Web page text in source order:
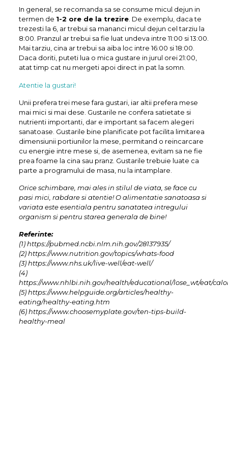
In general, se recomanda sa se consume micul dejun in
termen de 1-2 ore de la trezire. De exemplu, daca te
trezesti la 6, ar trebui sa mananci micul dejun cel tarziu la
8:00. Pranzul ar trebui sa fie luat undeva intre 11:00 si 13:00.
Mai tarziu, cina ar trebui sa aiba loc intre 16:00 si 18:00.
Daca doriti, puteti lua o mica gustare in jurul orei 21:00,
atat timp cat nu mergeti apoi direct in pat la somn.
Atentie la gustari!
Unii prefera trei mese fara gustari, iar altii prefera mese
mai mici si mai dese. Gustarile ne confera satietate si
nutrienti importanti, dar e important sa facem alegeri
sanatoase. Gustarile bine planificate pot facilita limitarea
dimensiunii portiunilor la mese, permitand o reincarcare
cu energie intre mese si, de asemenea, evitam sa ne fie
prea foame la cina sau pranz. Gustarile trebuie luate ca
parte a programului de masa, nu la intamplare.
Orice schimbare, mai ales in stilul de viata, se face cu
pasi mici, rabdare si atentie! O alimentatie sanatoasa si
variata este esentiala pentru sanatatea intregului
organism si pentru starea generala de bine!
Referinte:
(1) https://pubmed.ncbi.nlm.nih.gov/28137935/
(2) https://www.nutrition.gov/topics/whats-food
(3) https://www.nhs.uk/live-well/eat-well/
(4)
https://www.nhlbi.nih.gov/health/educational/lose_wt/eat/
(5) https://www.helpguide.org/articles/healthy-
eating/healthy-eating.htm
(6) https://www.choosemyplate.gov/ten-tips-build-
healthy-meal